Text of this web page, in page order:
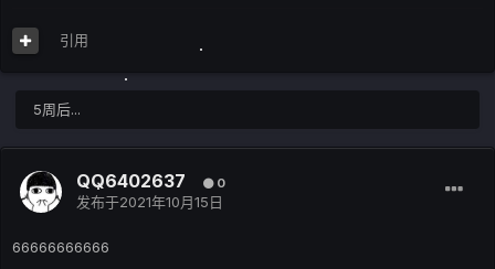
引用
5周后...
QQ6402637 0
发布于2021年10月15日
66666666666